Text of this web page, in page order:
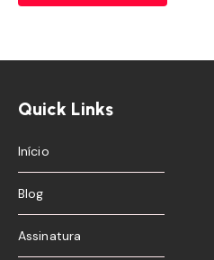
Quick Links
Início
Blog
Assinatura